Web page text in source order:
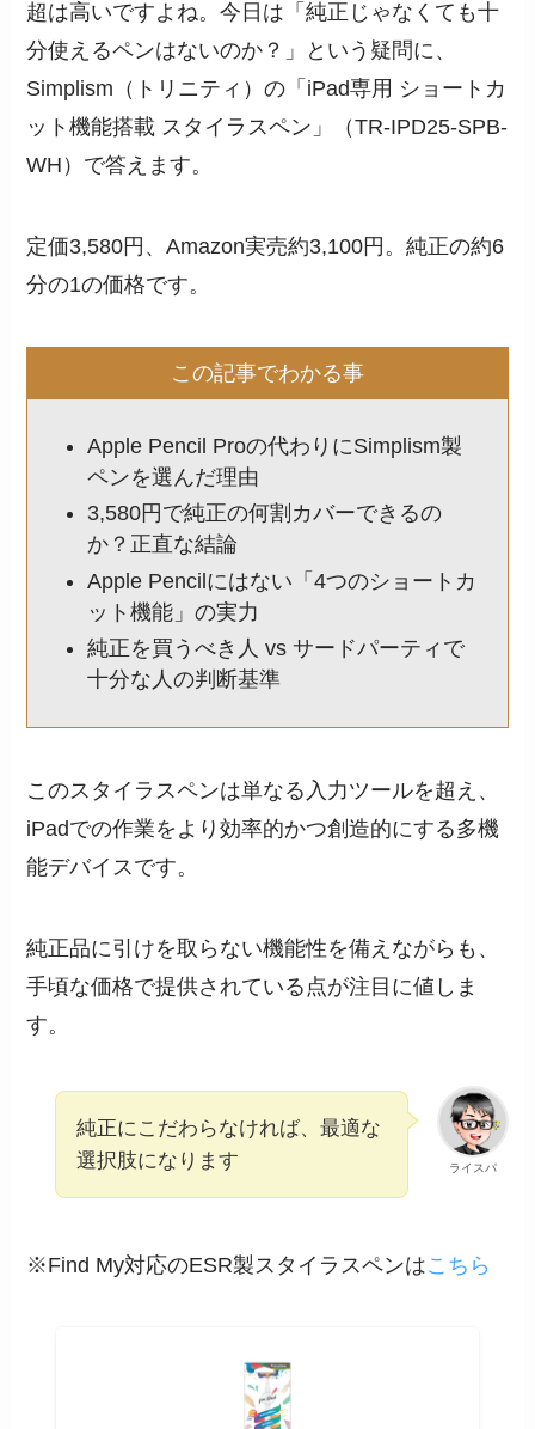
超は高いですよね。今日は「純正じゃなくても十
分使えるペンはないのか？」という疑問に、
Simplism（トリニティ）の「iPad専用 ショートカ
ット機能搭載 スタイラスペン」（TR-IPD25-SPB-
WH）で答えます。
定価3,580円、Amazon実売約3,100円。純正の約6
分の1の価格です。
この記事でわかる事
Apple Pencil Proの代わりにSimplism製
ペンを選んだ理由
3,580円で純正の何割カバーできるの
か？正直な結論
Apple Pencilにはない「4つのショートカ
ット機能」の実力
純正を買うべき人 vs サードパーティで
十分な人の判断基準
このスタイラスペンは単なる入力ツールを超え、
iPadでの作業をより効率的かつ創造的にする多機
能デバイスです。
純正品に引けを取らない機能性を備えながらも、
手頃な価格で提供されている点が注目に値しま
す。
ライスパ
純正にこだわらなければ、最適な
選択肢になります
※Find My対応のESR製スタイラスペンはこちら